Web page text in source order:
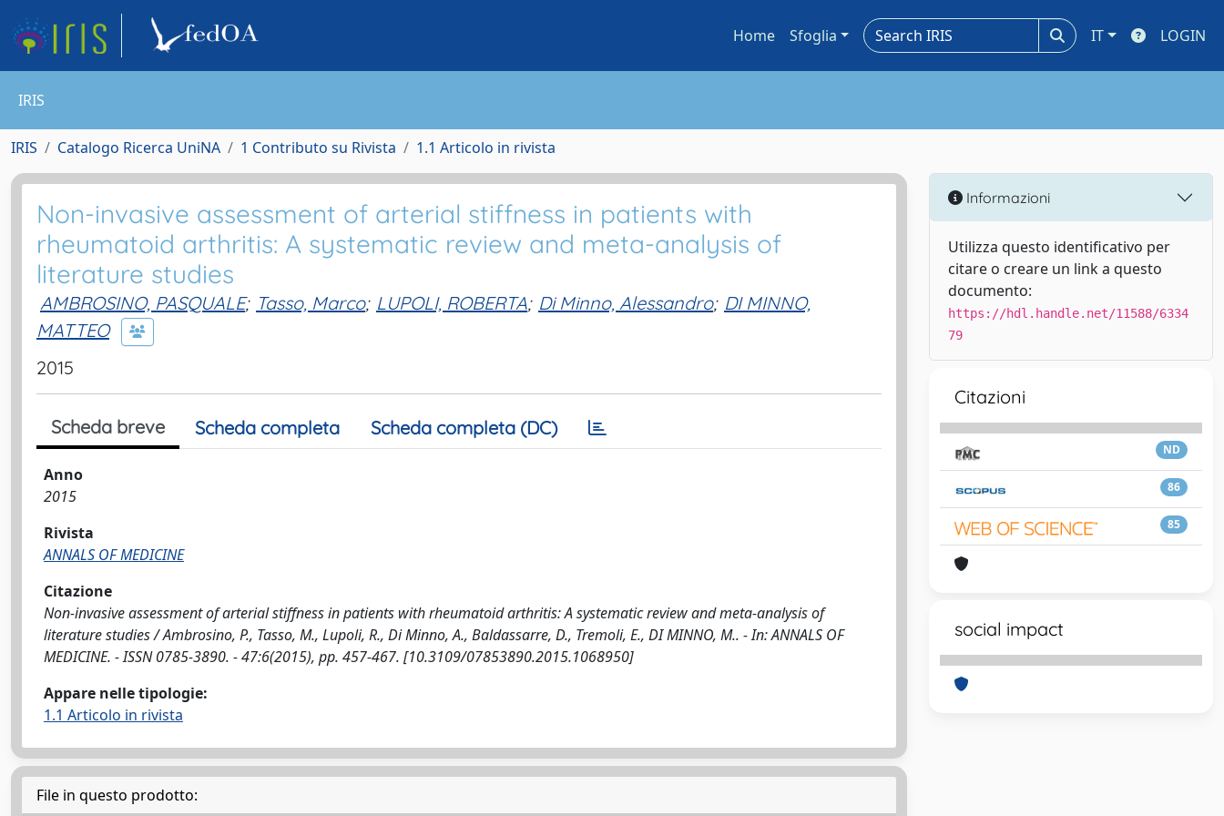
Home Sfoglia IT LOGIN
IRIS
IRIS Catalogo Ricerca UniNA 1 Contributo su Rivista 1.1 Articolo in rivista
Non-invasive assessment of arterial stiffness in patients with
rheumatoid arthritis: A systematic review and meta-analysis of
literature studies
AMBROSINO, PASQUALE; Tasso, Marco; LUPOLI, ROBERTA; Di Minno, Alessandro; DI MINNO,
MATTEO
2015
Scheda breve Scheda completa Scheda completa (DC)
Anno
2015
Rivista
ANNALS OF MEDICINE
Citazione
Non-invasive assessment of arterial stiffness in patients with rheumatoid arthritis: A systematic review and meta-analysis of
literature studies / Ambrosino, P., Tasso, M., Lupoli, R., Di Minno, A., Baldassarre, D., Tremoli, E., DI MINNO, M.. - In: ANNALS OF
MEDICINE. - ISSN 0785-3890. - 47:6(2015), pp. 457-467. [10.3109/07853890.2015.1068950]
Appare nelle tipologie:
1.1 Articolo in rivista
File in questo prodotto:
Informazioni
Utilizza questo identificativo per
citare o creare un link a questo
documento:
https://hdl.handle.net/11588/6334
79
Citazioni
ND
86
85
social impact